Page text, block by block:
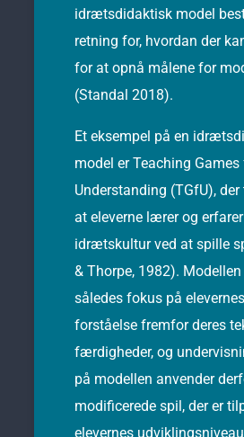
idrætsdidaktisk model
retning for, hvordan der
for at opnå målene for
(Standal 2018).
Et eksempel på en
model er Teaching Games
Understanding (TGfU),
at eleverne lærer og
idrætskultur ved at spille
& Thorpe, 1982).
således fokus på
forståelse fremfor deres
færdigheder, og
på modellen anvender
modificerede spil, der er
elevernes